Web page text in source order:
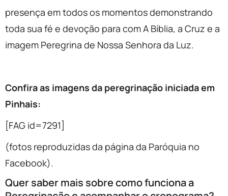
presença em todos os momentos demonstrando
toda sua fé e devoção para com A Bíblia, a Cruz e a
imagem Peregrina de Nossa Senhora da Luz.
Confira as imagens da peregrinação iniciada em
Pinhais:
[FAG id=7291]
(fotos reproduzidas da página da Paróquia no
Facebook).
Quer saber mais sobre como funciona a